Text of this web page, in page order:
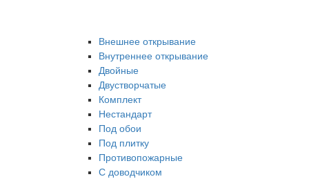
Внешнее открывание
Внутреннее открывание
Двойные
Двустворчатые
Комплект
Нестандарт
Под обои
Под плитку
Противопожарные
С доводчиком